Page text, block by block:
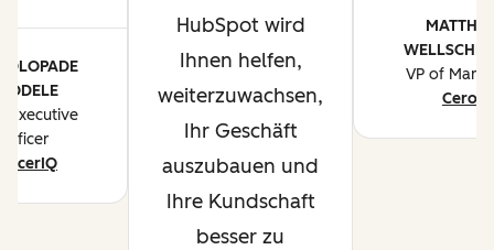
OLOPADE
Executive
Officer
HubSpot wird
Ihnen helfen,
weiterzuwachsen,
Ihr Geschäft
auszubauen und
Ihre Kundschaft
besser zu
VP of
Ceros